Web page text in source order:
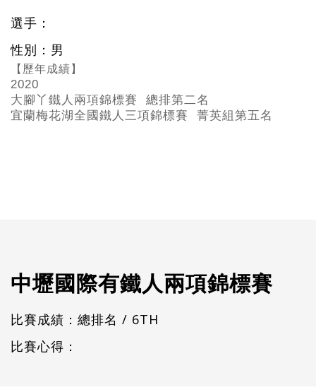
選手：
性別：男
【歷年成績】
2020
大腳丫鐵人兩項錦標賽 總排第二名
宜蘭梅花湖全國鐵人三項錦標賽 菁英組第五名
中壢國際有鐵人兩項錦標賽
比賽成績：總排名 / 6TH
比賽心得：